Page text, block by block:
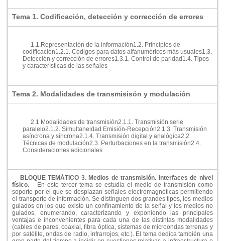
Tema 1. Codificación, detección y corrección de errores
1.1.Representación de la información1.2. Principios de
codificación1.2.1. Códigos para datos alfanuméricos más usuales1.3.
Detección y corrección de errores1.3.1. Control de paridad 1.4. Tipos
y caracterí­sticas de las señales
Tema 2. Modalidades de transmisisón y modulación
2.1 Modalidades de transmisión2.1.1. Transmisión serie
paralelo2.1.2. Simultaneidad Emisión-Recepción2.1.3. Transmisión
así­ncrona y sí­ncrona2.1.4. Transmisión digital y analógica2.2.
Técnicas de modulación2.3. Perturbaciones en la transmisión2.4.
Consideraciones adicionales
BLOQUE TEMÁTICO 3. Medios de transmisión. Interfaces de nivel
físico.
En este tercer tema se estudia el medio de transmisión como
soporte por el que se desplazan señales electromagnéticas permitiendo
el transporte de información. Se distinguen dos grandes tipos, los medios
guiados en los que existe un confinamiento de la señal y los medios no
guiados, enumerando, caracterizando y exponiendo las principales
ventajas e inconvenientes para cada una de las distintas modalidades
(cables de pares, coaxial, fibra óptica, sistemas de microondas terrenas y
por satélite, ondas de radio, infrarrojos, etc.). El tema dedica también una